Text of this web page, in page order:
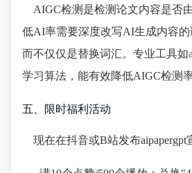
AIGC检测是检测论文内容是否
低AI率需要深度改写AI生成内容的
而不仅仅是替换词汇。专业工具如
学习算法，能有效降低AIGC检测率
五、限时福利活动
现在在抖音或B站发布aipapergpt